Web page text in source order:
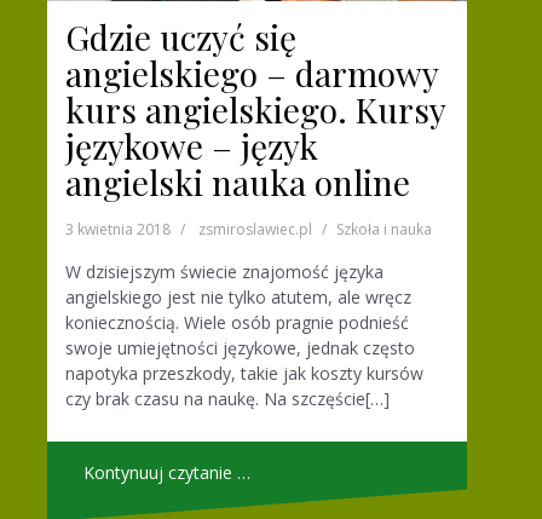
Gdzie uczyć się
angielskiego – darmowy
kurs angielskiego. Kursy
językowe – język
angielski nauka online
3 kwietnia 2018 zsmiroslawiec.pl Szkoła i nauka
W dzisiejszym świecie znajomość języka
angielskiego jest nie tylko atutem, ale wręcz
koniecznością. Wiele osób pragnie podnieść
swoje umiejętności językowe, jednak często
napotyka przeszkody, takie jak koszty kursów
czy brak czasu na naukę. Na szczęście[…]
Kontynuuj czytanie …